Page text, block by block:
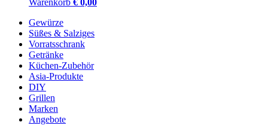
Warenkorb € 0,00
Gewürze
Süßes & Salziges
Vorratsschrank
Getränke
Küchen-Zubehör
Asia-Produkte
DIY
Grillen
Marken
Angebote